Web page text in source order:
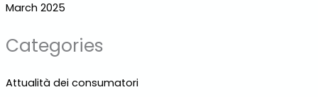
March 2025
Categories
Attualità dei consumatori